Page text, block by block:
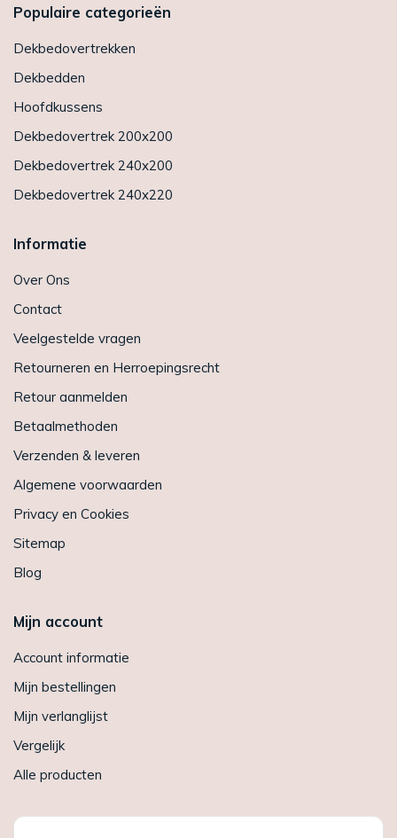
Populaire categorieën
Dekbedovertrekken
Dekbedden
Hoofdkussens
Dekbedovertrek 200x200
Dekbedovertrek 240x200
Dekbedovertrek 240x220
Informatie
Over Ons
Contact
Veelgestelde vragen
Retourneren en Herroepingsrecht
Retour aanmelden
Betaalmethoden
Verzenden & leveren
Algemene voorwaarden
Privacy en Cookies
Sitemap
Blog
Mijn account
Account informatie
Mijn bestellingen
Mijn verlanglijst
Vergelijk
Alle producten